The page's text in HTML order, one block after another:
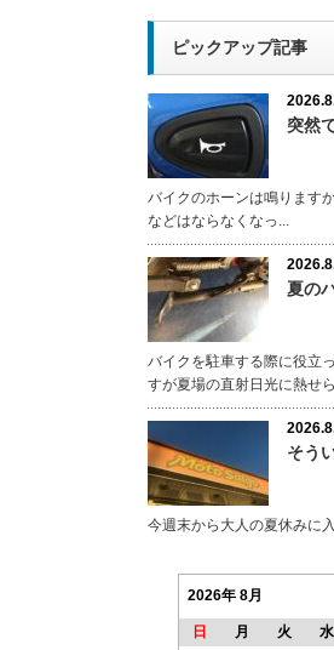
ピックアップ記事
突然
バイクのホーンは鳴ります
などはならなくなっ...
夏の
バイクを駐車する際に役立
すが夏場の直射日光に熱せ
そう
今週末から大人の夏休みに
2026年 8月
日 月 火 水